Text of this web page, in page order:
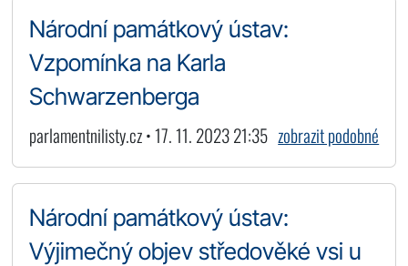
Národní památkový ústav:
Vzpomínka na Karla
Schwarzenberga
parlamentnilisty.cz • 17. 11. 2023 21:35 zobrazit podobné
Národní památkový ústav:
Výjimečný objev středověké vsi u